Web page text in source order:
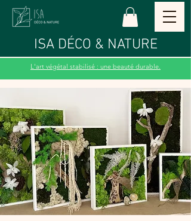
ISA DÉCO & NATURE
L'art végétal stabilisé : une beauté durable.